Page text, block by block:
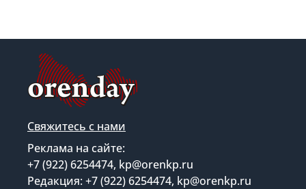
Свяжитесь с нами
Реклама на сайте:
+7 (922) 6254474, kp@orenkp.ru
Редакция: +7 (922) 6254474, kp@orenkp.ru